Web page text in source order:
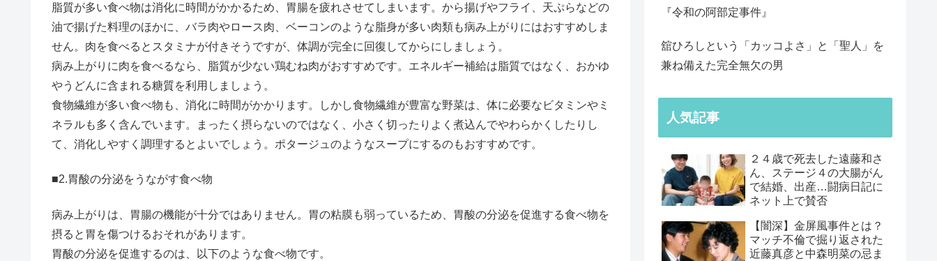
脂質が多い食べ物は消化に時間がかかるため、胃腸を疲れさせてしまいます。から揚げやフライ、天ぷらなどの
油で揚げた料理のほかに、バラ肉やロース肉、ベーコンのような脂身が多い肉類も病み上がりにはおすすめしま
せん。肉を食べるとスタミナが付きそうですが、体調が完全に回復してからにしましょう。
病み上がりに肉を食べるなら、脂質が少ない鶏むね肉がおすすめです。エネルギー補給は脂質ではなく、おかゆ
やうどんに含まれる糖質を利用しましょう。
食物繊維が多い食べ物も、消化に時間がかかります。しかし食物繊維が豊富な野菜は、体に必要なビタミンやミ
ネラルも多く含んでいます。まったく摂らないのではなく、小さく切ったりよく煮込んでやわらかくしたりし
て、消化しやすく調理するとよいでしょう。ポタージュのようなスープにするのもおすすめです。
■2.胃酸の分泌をうながす食べ物
病み上がりは、胃腸の機能が十分ではありません。胃の粘膜も弱っているため、胃酸の分泌を促進する食べ物を
摂ると胃を傷つけるおそれがあります。
胃酸の分泌を促進するのは、以下のような食べ物です。
『令和の阿部定事件』
舘ひろしという「カッコよさ」と「聖人」を
兼ね備えた完全無欠の男
人気記事
２４歳で死去した遠藤和さ
ん、ステージ４の大腸がん
で結婚、出産…闘病日記に
ネット上で賛否
【闇深】金屏風事件とは？
マッチ不倫で掘り返された
近藤真彦と中森明菜の忌ま